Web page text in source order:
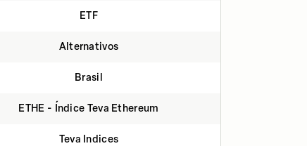
ETF
Alternativos
Brasil
ETHE - Índice Teva Ethereum
Teva Indices